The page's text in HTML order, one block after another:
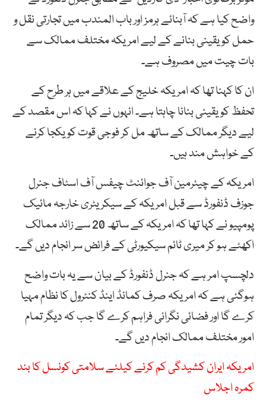
واضح کیا ہے کہ آبنائے ہرمز اور باب المندب میں تجارتی نقل و
حمل کو یقینی بنانے کے لیے امریکہ مختلف ممالک سے
بات چیت میں مصروف ہے۔
ان کا کہنا تھا کہ امریکہ خلیج کے علاقے میں ہر طرح کے
تحفظ کو یقینی بنانا چاہتا ہے۔ انہوں نے کہا کہ اس مقصد کے
لیے دیگر ممالک کے ساتھ مل کر فوجی قوت کو یکجا کرنے
کے خواہش مند ہیں۔
امریکہ کے چیئرمین آف جوائنٹ چیفس آف اسٹاف جنرل
جوزف ڈنفورڈ سے قبل امریکہ کے سیکریٹری خارجہ مائیک
پومپیو نے کہا تھا کہ امریکہ کے ساتھ 20 سے زائد ممالک
اکھٹے ہو کر میری ٹائم سیکیورٹی کے فرائض سر انجام دیں گے۔
دلچسپ امر ہے کہ جنرل ڈنفورڈ کے بیان سے یہ بات واضح
ہوگئی ہے کہ امریکہ صرف کمانڈ اینڈ کنٹرول کا نظام مہیا
کرے گا اور فضائی نگرانی فراہم کرے گا جب کہ دیگر تمام
امور مختلف ممالک انجام دیں گے۔
امریکہ ایران کشیدگی کم کرنے کیلئے سلامتی کونسل کا بند
کمرہ اجلاس